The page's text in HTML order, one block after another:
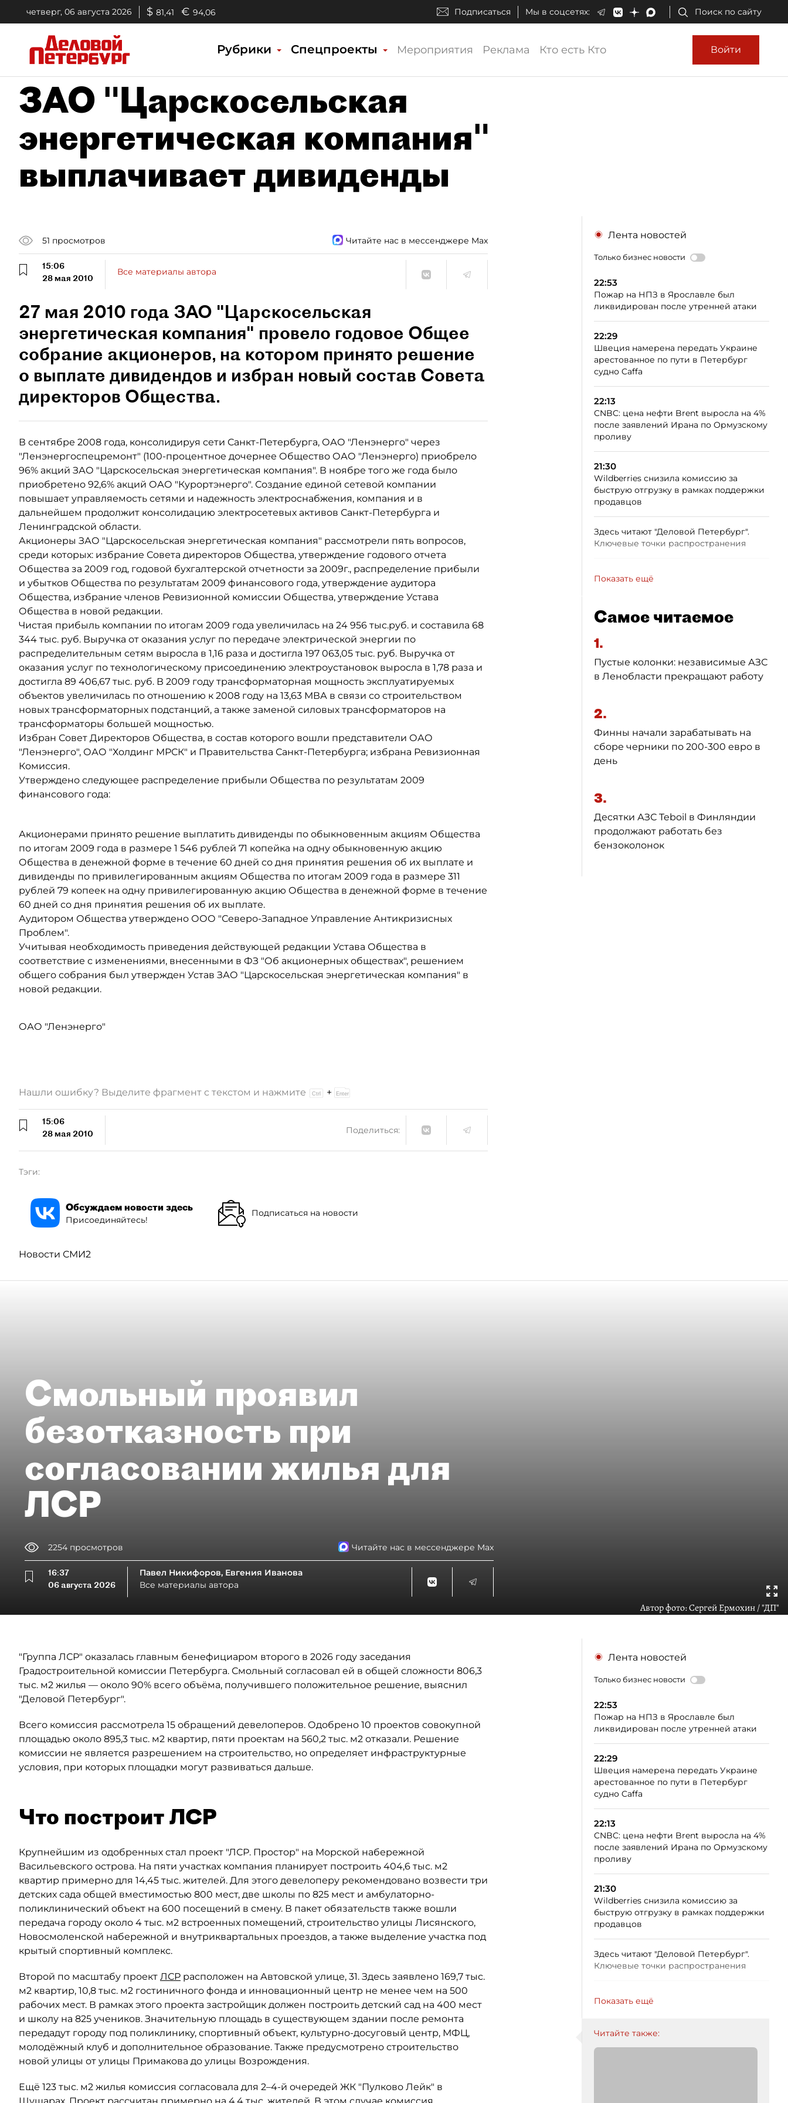
четверг, 06 августа 2026 $ 81,41 € 94,06 Подписаться Мы в соцсетях: Поиск по сайту
Рубрики Спецпроекты Мероприятия Реклама Кто есть Кто Войти
ЗАО "Царскосельская
энергетическая компания"
выплачивает дивиденды
51 просмотров Читайте нас в мессенджере Max
15:06
28 мая 2010
Все материалы автора
27 мая 2010 года ЗАО "Царскосельская
энергетическая компания" провело годовое Общее
собрание акционеров, на котором принято решение
о выплате дивидендов и избран новый состав Совета
директоров Общества.
В сентябре 2008 года, консолидируя сети Санкт-Петербурга, ОАО "Ленэнерго" через
"Ленэнергоспецремонт" (100-процентное дочернее Общество ОАО "Ленэнерго) приобрело
96% акций ЗАО "Царскосельская энергетическая компания". В ноябре того же года было
приобретено 92,6% акций ОАО "Курортэнерго". Создание единой сетевой компании
повышает управляемость сетями и надежность электроснабжения, компания и в
дальнейшем продолжит консолидацию электросетевых активов Санкт-Петербурга и
Ленинградской области.
Акционеры ЗАО "Царскосельская энергетическая компания" рассмотрели пять вопросов,
среди которых: избрание Совета директоров Общества, утверждение годового отчета
Общества за 2009 год, годовой бухгалтерской отчетности за 2009г., распределение прибыли
и убытков Общества по результатам 2009 финансового года, утверждение аудитора
Общества, избрание членов Ревизионной комиссии Общества, утверждение Устава
Общества в новой редакции.
Чистая прибыль компании по итогам 2009 года увеличилась на 24 956 тыс.руб. и составила 68
344 тыс. руб. Выручка от оказания услуг по передаче электрической энергии по
распределительным сетям выросла в 1,16 раза и достигла 197 063,05 тыс. руб. Выручка от
оказания услуг по технологическому присоединению электроустановок выросла в 1,78 раза и
достигла 89 406,67 тыс. руб. В 2009 году трансформаторная мощность эксплуатируемых
объектов увеличилась по отношению к 2008 году на 13,63 МВА в связи со строительством
новых трансформаторных подстанций, а также заменой силовых трансформаторов на
трансформаторы большей мощностью.
Избран Совет Директоров Общества, в состав которого вошли представители ОАО
"Ленэнерго", ОАО "Холдинг МРСК" и Правительства Санкт-Петербурга; избрана Ревизионная
Комиссия.
Утверждено следующее распределение прибыли Общества по результатам 2009
финансового года:
Акционерами принято решение выплатить дивиденды по обыкновенным акциям Общества
по итогам 2009 года в размере 1 546 рублей 71 копейка на одну обыкновенную акцию
Общества в денежной форме в течение 60 дней со дня принятия решения об их выплате и
дивиденды по привилегированным акциям Общества по итогам 2009 года в размере 311
рублей 79 копеек на одну привилегированную акцию Общества в денежной форме в течение
60 дней со дня принятия решения об их выплате.
Аудитором Общества утверждено ООО "Северо-Западное Управление Антикризисных
Проблем".
Учитывая необходимость приведения действующей редакции Устава Общества в
соответствие с изменениями, внесенными в ФЗ "Об акционерных обществах", решением
общего собрания был утвержден Устав ЗАО "Царскосельская энергетическая компания" в
новой редакции.
ОАО "Ленэнерго"
Лента новостей
Только бизнес новости
22:53
Пожар на НПЗ в Ярославле был
ликвидирован после утренней атаки
22:29
Швеция намерена передать Украине
арестованное по пути в Петербург
судно Caffa
22:13
CNBC: цена нефти Brent выросла на 4%
после заявлений Ирана по Ормузскому
проливу
21:30
Wildberries снизила комиссию за
быструю отгрузку в рамках поддержки
продавцов
Здесь читают "Деловой Петербург".
Ключевые точки распространения
Показать ещё
Самое читаемое
1.
Пустые колонки: независимые АЗС
в Ленобласти прекращают работу
2.
Финны начали зарабатывать на
сборе черники по 200-300 евро в
день
3.
Десятки АЗС Teboil в Финляндии
продолжают работать без
бензоколонок
Нашли ошибку? Выделите фрагмент с текстом и нажмите +
15:06
28 мая 2010
Поделиться:
Тэги:
Обсуждаем новости здесь
Присоединяйтесь!
Подписаться на новости
Новости СМИ2
Смольный проявил
безотказность при
согласовании жилья для
ЛСР
2254 просмотров Читайте нас в мессенджере Max
16:37
06 августа 2026
Павел Никифоров, Евгения Иванова
Все материалы автора
Автор фото:Сергей Ермохин / "ДП"
"Группа ЛСР" оказалась главным бенефициаром второго в 2026 году заседания
Градостроительной комиссии Петербурга. Смольный согласовал ей в общей сложности 806,3
тыс. м2 жилья — около 90% всего объёма, получившего положительное решение, выяснил
"Деловой Петербург".
Всего комиссия рассмотрела 15 обращений девелоперов. Одобрено 10 проектов совокупной
площадью около 895,3 тыс. м2 квартир, пяти проектам на 560,2 тыс. м2 отказали. Решение
комиссии не является разрешением на строительство, но определяет инфраструктурные
условия, при которых площадки могут развиваться дальше.
Что построит ЛСР
Крупнейшим из одобренных стал проект "ЛСР. Простор" на Морской набережной
Васильевского острова. На пяти участках компания планирует построить 404,6 тыс. м2
квартир примерно для 14,45 тыс. жителей. Для этого девелоперу рекомендовано возвести три
детских сада общей вместимостью 800 мест, две школы по 825 мест и амбулаторно-
поликлинический объект на 600 посещений в смену. В пакет обязательств также вошли
передача городу около 4 тыс. м2 встроенных помещений, строительство улицы Лисянского,
Новосмоленской набережной и внутриквартальных проездов, а также выделение участка под
крытый спортивный комплекс.
Второй по масштабу проект ЛСР расположен на Автовской улице, 31. Здесь заявлено 169,7 тыс.
м2 квартир, 10,8 тыс. м2 гостиничного фонда и инновационный центр не менее чем на 500
рабочих мест. В рамках этого проекта застройщик должен построить детский сад на 400 мест
и школу на 825 учеников. Значительную площадь в существующем здании после ремонта
передадут городу под поликлинику, спортивный объект, культурно-досуговый центр, МФЦ,
молодёжный клуб и дополнительное образование. Также предусмотрено строительство
новой улицы от улицы Примакова до улицы Возрождения.
Ещё 123 тыс. м2 жилья комиссия согласовала для 2–4-й очередей ЖК "Пулково Лейк" в
Лента новостей
Только бизнес новости
22:53
Пожар на НПЗ в Ярославле был
ликвидирован после утренней атаки
22:29
Швеция намерена передать Украине
арестованное по пути в Петербург
судно Caffa
22:13
CNBC: цена нефти Brent выросла на 4%
после заявлений Ирана по Ормузскому
проливу
21:30
Wildberries снизила комиссию за
быструю отгрузку в рамках поддержки
продавцов
Здесь читают "Деловой Петербург".
Ключевые точки распространения
Показать ещё
Читайте также: